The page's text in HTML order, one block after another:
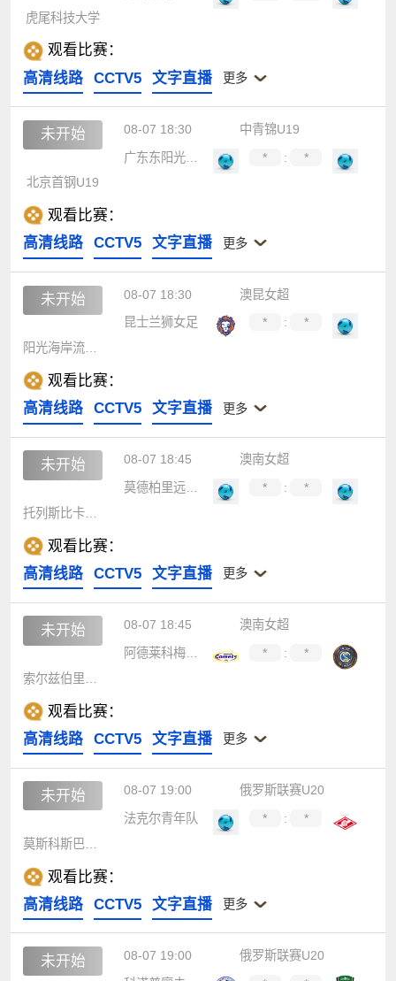
虎尾科技大学
观看比赛：
高清线路
CCTV5 文字直播 更多
未开始 08-07 18:30
中青锦U19
广东东阳光U19
* :
*
北京首钢U19
观看比赛：
高清线路
CCTV5 文字直播 更多
未开始 08-07 18:30
澳昆女超
昆士兰狮女足
* :
*
观看比赛：
高清线路
CCTV5 文字直播 更多
未开始 08-07 18:45
澳南女超
莫德柏里远望女足
* :
*
观看比赛：
高清线路
CCTV5 文字直播 更多
未开始 08-07 18:45
澳南女超
阿德莱科梅兹女足
* :
*
观看比赛：
高清线路
CCTV5 文字直播 更多
未开始 08-07 19:00
俄罗斯联赛U20
法克尔青年队
* :
*
观看比赛：
高清线路
CCTV5 文字直播 更多
未开始 08-07 19:00
俄罗斯联赛U20